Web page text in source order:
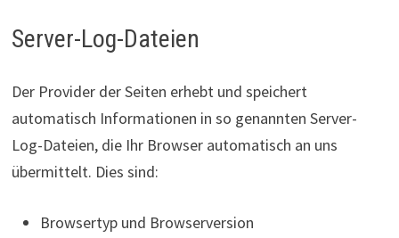
Server-Log-Dateien
Der Provider der Seiten erhebt und speichert
automatisch Informationen in so genannten Server-
Log-Dateien, die Ihr Browser automatisch an uns
übermittelt. Dies sind:
Browsertyp und Browserversion